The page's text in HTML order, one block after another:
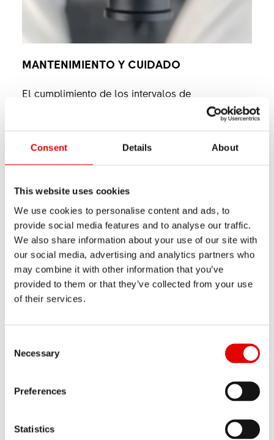
Consent Details About
This website uses cookies
We use cookies to personalise content and ads, to
provide social media features and to analyse our traffic.
We also share information about your use of our site with
our social media, advertising and analytics partners who
may combine it with other information that you’ve
provided to them or that they’ve collected from your use
of their services.
Necessary
Preferences
Statistics
MANTENIMIENTO Y CUIDADO
El cumplimiento de los intervalos de
mantenimiento recomendados según el manual
para el funcionamiento duradero e impecable de
cualquier sistema de rueda libre. El
mantenimiento de nuestros bujes se recomienda
normales, y cada 3 meses cuando se utilizan en
condiciones extremas (conducción regular con
polvo, lluvia, nieve o transporte frecuente bajo la
lluvia). Para el mantenimiento y cuidado de los
bujes sólo se deben utilizar las herramientas y
mantenimiento insuficiente o inexistente, nos
reclamaciones de garantía.